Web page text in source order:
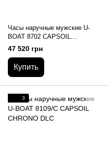
Часы наручные мужские U-
BOAT 8702 CAPSOIL
DARKMOON EMERALD
GREEN SS
47 520 грн
Купить
3